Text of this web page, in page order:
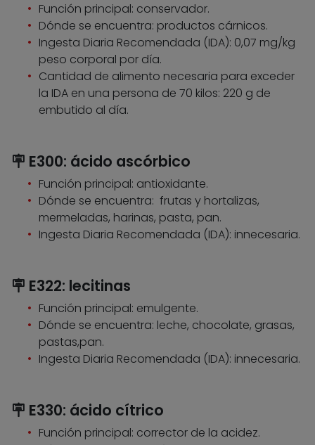
Función principal: conservador.
Dónde se encuentra: productos cárnicos.
Ingesta Diaria Recomendada (IDA): 0,07 mg/kg
peso corporal por día.
Cantidad de alimento necesaria para exceder
la IDA en una persona de 70 kilos: 220 g de
embutido al día.
🪧 E300: ácido ascórbico
Función principal: antioxidante.
Dónde se encuentra: frutas y hortalizas,
mermeladas, harinas, pasta, pan.
Ingesta Diaria Recomendada (IDA): innecesaria.
🪧 E322: lecitinas
Función principal: emulgente.
Dónde se encuentra: leche, chocolate, grasas,
pastas,pan.
Ingesta Diaria Recomendada (IDA): innecesaria.
🪧 E330: ácido cítrico
Función principal: corrector de la acidez.